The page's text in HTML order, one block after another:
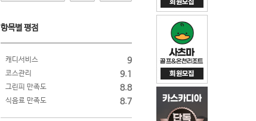
항목별 평점
캐디서비스 9
코스관리 9.1
그린피 만족도 8.8
식음료 만족도 8.7